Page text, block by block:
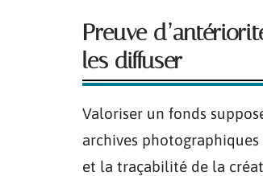
Preuve
les diffuser
Valoriser un fonds
archives photographiques
et la traçabilité de la